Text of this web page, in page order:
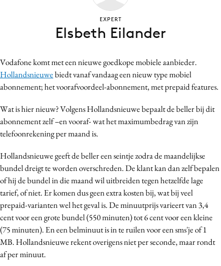
Craft
Customer Experience
Design
Digital transformation
Effectiviteit
Gedragsverandering
Influencer marketing
Interne communicatie
Martech
Media
Merkstrategie
PR
Vodafone komt met een nieuwe goedkope mobiele aanbieder.
Hollandsnieuwebiedt vanaf vandaag een nieuw type mobiel
abonnement; het voorafvoordeel-abonnement, met prepaid features.
Wat is hier nieuw? Volgens Hollandsnieuwe bepaalt de beller bij dit
abonnement zelf –en vooraf- wat het maximumbedrag van zijn
telefoonrekening per maand is.
Hollandsnieuwe geeft de beller een seintje zodra de maandelijkse
bundel dreigt te worden overschreden. De klant kan dan zelf bepalen
of hij de bundel in die maand wil uitbreiden tegen hetzelfde lage
tarief, of niet. Er komen dus geen extra kosten bij, wat bij veel
prepaid-varianten wel het geval is. De minuutprijs varieert van 3,4
cent voor een grote bundel (550 minuten) tot 6 cent voor een kleine
(75 minuten). En een belminuut is in te ruilen voor een sms'je of 1
MB. Hollandsnieuwe rekent overigens niet per seconde, maar rondt
af per minuut.
EXPERT
Elsbeth Eilander